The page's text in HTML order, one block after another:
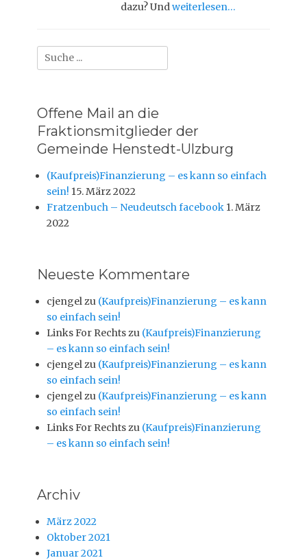
dazu? Undweiterlesen…
Suche
nach:
Offene Mail an die
Fraktionsmitglieder der
Gemeinde Henstedt-Ulzburg
(Kaufpreis)Finanzierung – es kann so einfach
sein! 15. März 2022
Fratzenbuch – Neudeutsch facebook 1. März
2022
Neueste Kommentare
cjengelzu (Kaufpreis)Finanzierung – es kann
so einfach sein!
Links For Rechtszu (Kaufpreis)Finanzierung
– es kann so einfach sein!
cjengelzu (Kaufpreis)Finanzierung – es kann
so einfach sein!
cjengelzu (Kaufpreis)Finanzierung – es kann
so einfach sein!
Links For Rechtszu (Kaufpreis)Finanzierung
– es kann so einfach sein!
Archiv
März 2022
Oktober 2021
Januar 2021